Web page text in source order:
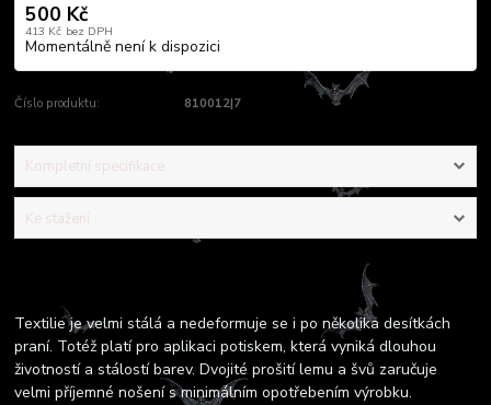
500 Kč
413 Kč bez DPH
Momentálně není k dispozici
Číslo produktu: 810012|7
Kompletní specifikace
Ke stažení
Textilie je velmi stálá a nedeformuje se i po několika desítkách
praní. Totéž platí pro aplikaci potiskem, která vyniká dlouhou
životností a stálostí barev. Dvojité prošití lemu a švů zaručuje
velmi příjemné nošení s minimálním opotřebením výrobku.